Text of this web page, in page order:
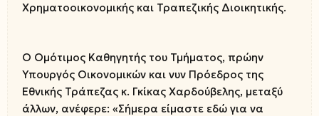
Χρηματοοικονομικής και Τραπεζικής Διοικητικής.
Ο Ομότιμος Καθηγητής του Τμήματος, πρώην
Υπουργός Οικονομικών και νυν Πρόεδρος της
Εθνικής Τράπεζας κ. Γκίκας Χαρδούβελης, μεταξύ
άλλων, ανέφερε: «Σήμερα είμαστε εδώ για να